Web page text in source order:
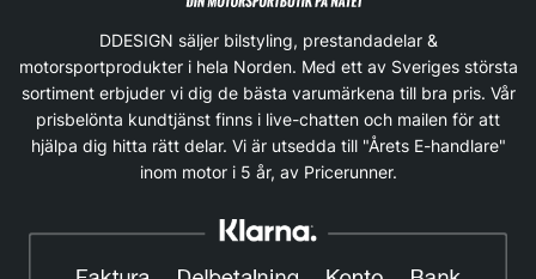
DDESIGN säljer bilstyling, prestandadelar &
motorsportprodukter i hela Norden. Med ett av Sveriges största
sortiment erbjuder vi dig de bästa varumärkena till bra pris. Vår
prisbelönta kundtjänst finns i live-chatten och mailen för att
hjälpa dig hitta rätt delar. Vi är utsedda till "Årets E-handlare"
inom motor i 5 år, av Pricerunner.